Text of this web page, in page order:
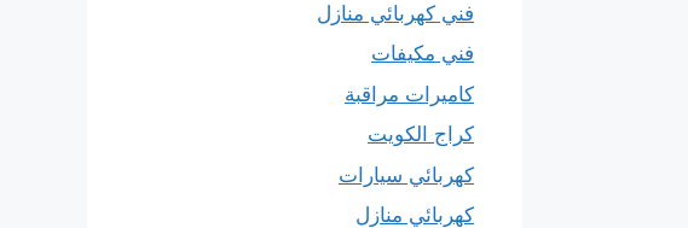
فني كهربائي منازل
فني مكيفات
كاميرات مراقبة
كراج الكويت
كهربائي سيارات
كهربائي منازل